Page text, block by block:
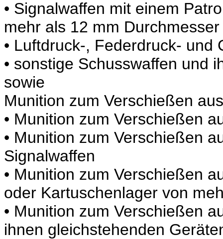
• Signalwaffen mit einem
mehr als 12 mm Durchmesser
• Luftdruck-, Federdruck- und
• sonstige Schusswaffen und
sowie
Munition zum Verschießen
• Munition zum Verschießen
• Munition zum Verschießen
Signalwaffen
• Munition zum Verschießen
oder Kartuschenlager von
• Munition zum Verschießen
ihnen gleichstehenden